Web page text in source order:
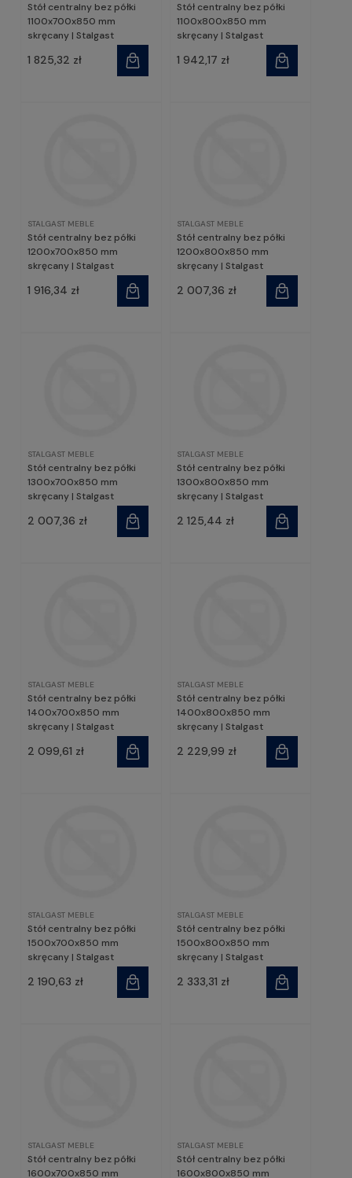
Stół centralny bez półki
1100x700x850 mm
skręcany | Stalgast
1 825,32 zł
Stół centralny bez półki
1100x800x850 mm
skręcany | Stalgast
1 942,17 zł
STALGAST MEBLE
Stół centralny bez półki
1200x700x850 mm
skręcany | Stalgast
1 916,34 zł
STALGAST MEBLE
Stół centralny bez półki
1200x800x850 mm
skręcany | Stalgast
2 007,36 zł
STALGAST MEBLE
Stół centralny bez półki
1300x700x850 mm
skręcany | Stalgast
2 007,36 zł
STALGAST MEBLE
Stół centralny bez półki
1300x800x850 mm
skręcany | Stalgast
2 125,44 zł
STALGAST MEBLE
Stół centralny bez półki
1400x700x850 mm
skręcany | Stalgast
2 099,61 zł
STALGAST MEBLE
Stół centralny bez półki
1400x800x850 mm
skręcany | Stalgast
2 229,99 zł
STALGAST MEBLE
Stół centralny bez półki
1500x700x850 mm
skręcany | Stalgast
2 190,63 zł
STALGAST MEBLE
Stół centralny bez półki
1500x800x850 mm
skręcany | Stalgast
2 333,31 zł
STALGAST MEBLE
Stół centralny bez półki
1600x700x850 mm
STALGAST MEBLE
Stół centralny bez półki
1600x800x850 mm